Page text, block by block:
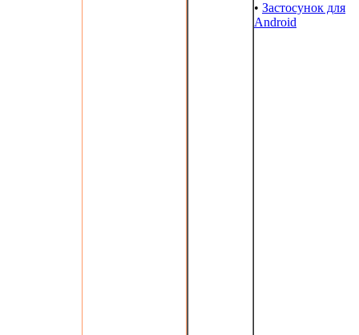
• Застосунок для
Android